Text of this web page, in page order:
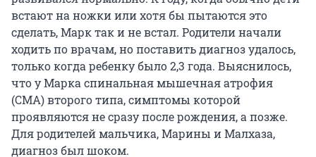
встают на ножки или хотя бы пытаются это
сделать, Марк так и не встал. Родители начали
ходить по врачам, но поставить диагноз удалось,
только когда ребенку было 2,3 года. Выяснилось,
что у Марка спинальная мышечная атрофия
(СМА) второго типа, симптомы которой
проявляются не сразу после рождения, а позже.
Для родителей мальчика, Марины и Малхаза,
диагноз был шоком.